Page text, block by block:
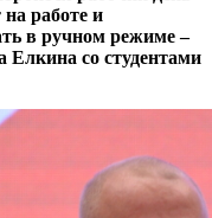
работе и
в ручном режиме –
со студентами